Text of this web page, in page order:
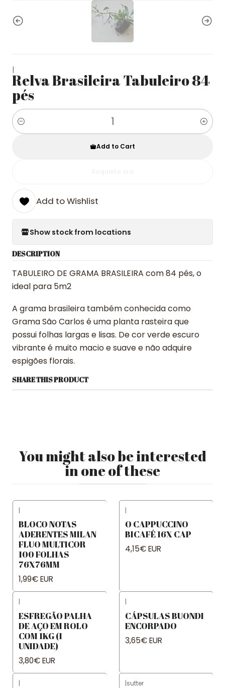
|
Relva Brasileira Tabuleiro 84
pés
Quantity
Add to Cart
Add to Wishlist
Show stock from locations
DESCRIPTION
TABULEIRO DE GRAMA BRASILEIRA com 84 pés, o
ideal para 5m2
A grama brasileira também conhecida como
Grama São Carlos é uma planta rasteira que
possui folhas largas e lisas. De cor verde escuro
vibrante é muito macio e suave e não adquire
espigões florais.
SHARE THIS PRODUCT
You might also be interested
in one of these
|
BLOCO NOTAS
ADERENTES MILAN
FLUO MULTICOR
100 FOLHAS
76X76MM
1,99€ EUR
|
O CAPPUCCINO
BICAFÉ 16X CAP
4,15€ EUR
|
ESFREGÃO PALHA
DE AÇO EM ROLO
COM 1KG (1
UNIDADE)
3,80€ EUR
|
CÁPSULAS BUONDI
ENCORPADO
3,65€ EUR
| |sutter